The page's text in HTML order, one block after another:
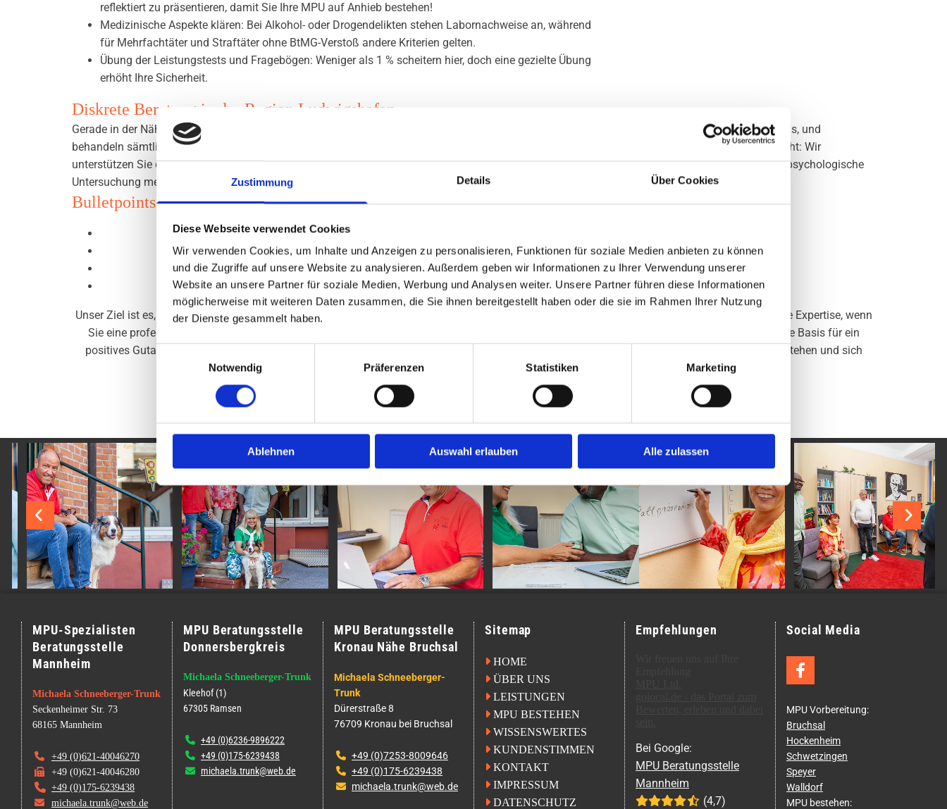
Zustimmung Details Über Cookies
Diese Webseite verwendet Cookies
Wir verwenden Cookies, um Inhalte und Anzeigen zu personalisieren, Funktionen für soziale Medien anbieten zu können
und die Zugriffe auf unsere Website zu analysieren. Außerdem geben wir Informationen zu Ihrer Verwendung unserer
Website an unsere Partner für soziale Medien, Werbung und Analysen weiter. Unsere Partner führen diese Informationen
möglicherweise mit weiteren Daten zusammen, die Sie ihnen bereitgestellt haben oder die sie im Rahmen Ihrer Nutzung
der Dienste gesammelt haben.
Notwendig
Präferenzen Statistiken Marketing
Ablehnen Auswahl erlauben Alle zulassen
reflektiert zu präsentieren, damit Sie Ihre MPU auf Anhieb bestehen!
Medizinische Aspekte klären: Bei Alkohol- oder Drogendelikten stehen Labornachweise an, während
für Mehrfachtäter und Straftäter ohne BtMG-Verstoß andere Kriterien gelten.
Übung der Leistungstests und Fragebögen: Weniger als 1 % scheitern hier, doch eine gezielte Übung
erhöht Ihre Sicherheit.
Diskrete Beratung in der Region Ludwigshafen
Gerade in der Nähe von Ludwigshafen schätzen viele Betroffene unsere diskrete Beratung. Wir bieten flexible Termine, auch abends oder samstags, und
behandeln sämtliche Gesprächsinhalte streng vertraulich. Ob es um aggressive Fahrweise, hohe Punktzahlen oder mehrere Delikte gleichzeitig geht: Wir
unterstützen Sie dabei, schnell wieder mobil zu sein. Unser Team zeigt Ihnen, wie Sie im Umkreis von Ludwigshafen die anstehende medizinisch-psychologische
Untersuchung meistern und endlich Ihren Führerschein zurückbekommen.
Bulletpoints zur MPU-Vorbereitung auf einen Blick:
Keine Knebelverträge, faire Preise
Klare Schritte zum erfolgreichen Gutachten
Auf Sie angepasste Empfehlungen für Begutachtungsstellen
Unser Ziel ist es, dass Sie Ihre MPU auf Anhieb bestehen und ohne Umwege wieder hinter dem Steuer sitzen. Vertrauen Sie auf unsere langjährige Expertise, wenn
Sie eine professionelle MPU-Vorbereitung in der Region Ludwigshafen suchen. Mit dem richtigen Training und fundierter Beratung legen Sie die Basis für ein
positives Gutachten und damit für einen erfolgreichen Neustart auf den Straßen. Somit können Sie bei Ludwigshafen Ihre MPU auf Anhieb bestehen und sich
schon bald wieder frei bewegen. Wir freuen uns, Ihnen dabei zu helfen.
MPU-Spezialisten
Beratungsstelle
Mannheim
Michaela Schneeberger-Trunk
Seckenheimer Str. 73
68165 Mannheim
 +49 (0)621-40046270
 +49 (0)621-40046280
 +49 (0)175-6239438
 michaela.trunk@web.de
MPU Beratungsstelle
Donnersbergkreis
Michaela Schneeberger-Trunk
Kleehof (1)
67305 Ramsen
 +49 (0)6236-9896222
 +49 (0)175-6239438
 michaela.trunk@web.de
MPU Beratungsstelle
Kronau Nähe Bruchsal
Michaela Schneeberger-
Trunk
Dürerstraße 8
76709 Kronau bei Bruchsal
 +49 (0)7253-8009646
 +49 (0)175-6239438
 michaela.trunk@web.de
Sitemap
 HOME
 ÜBER UNS
 LEISTUNGEN
 MPU BESTEHEN
 WISSENSWERTES
 KUNDENSTIMMEN
 KONTAKT
 IMPRESSUM
 DATENSCHUTZ
Empfehlungen
Bei Goog­le:
MPU Be­ra­tungs­stel­le
Mann­heim
 (4,7)
Social Media
MPU Vorbereitung:
Bruchsal
Hockenheim
Schwetzingen
Speyer
Walldorf
MPU bestehen: